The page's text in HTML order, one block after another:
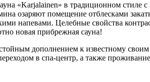
«Karjalainen» в традиционном стиле с
озаряют помещение отблесками
напевами. Целебные свойства
новая прибрежная сауна!
дополнением к известному
в спа-центр, а также